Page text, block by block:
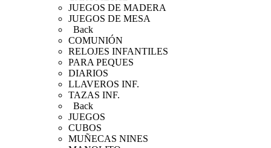
JUEGOS DE MADERA
JUEGOS DE MESA
Back
COMUNIÓN
RELOJES INFANTILES
PARA PEQUES
DIARIOS
LLAVEROS INF.
TAZAS INF.
Back
JUEGOS
CUBOS
MUÑECAS NINES